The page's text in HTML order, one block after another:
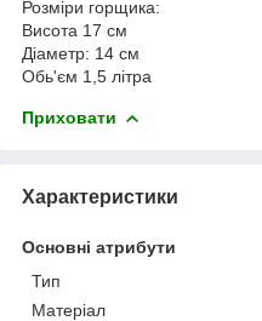
Розміри горщика:
Висота 17 см
Діаметр: 14 см
Обь'єм 1,5 літра
Приховати
Характеристики
Основні атрибути
Тип
Матеріал